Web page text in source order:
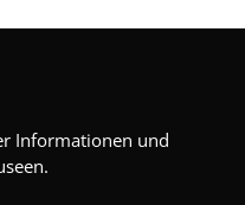
Informationen und